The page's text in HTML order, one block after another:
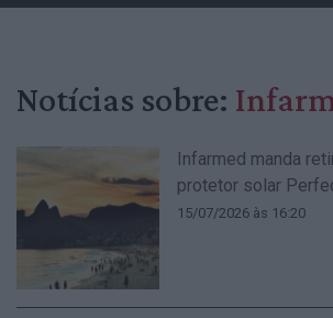
Notícias sobre:
Infarmed manda
protetor solar
15/07/2026 às 16:20